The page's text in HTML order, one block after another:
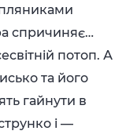
спричиняє…
потоп. А
та його
гайнути в
i —